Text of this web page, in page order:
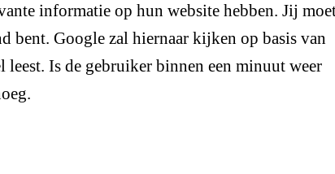
informatie op hun website hebben. Jij
bent. Google zal hiernaar kijken op basis van
Is de gebruiker binnen een minuut weer